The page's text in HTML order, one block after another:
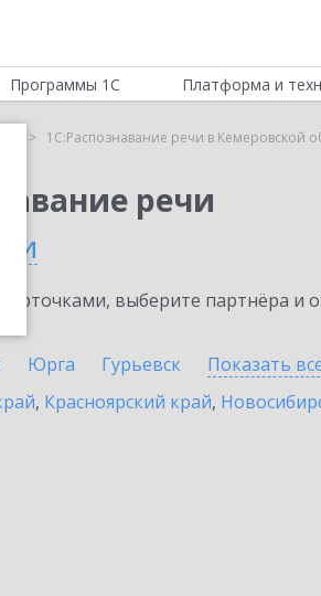
Программы 1С Платформа и
1С:Распознавание речи в Кемеровской
речи
выберите партнёра и
Юрга Гурьевск Показать
, Красноярский край,